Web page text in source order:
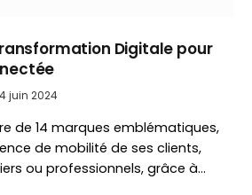
Digitale pour
juin 2024
de 14 marques emblématiques,
de mobilité de ses clients,
ou professionnels, grâce à…